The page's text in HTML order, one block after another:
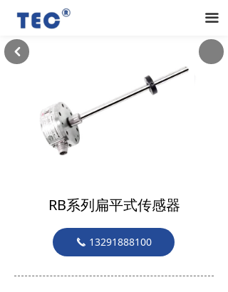
끀
RB系列扁平式传感器
낒
끅 13291888100